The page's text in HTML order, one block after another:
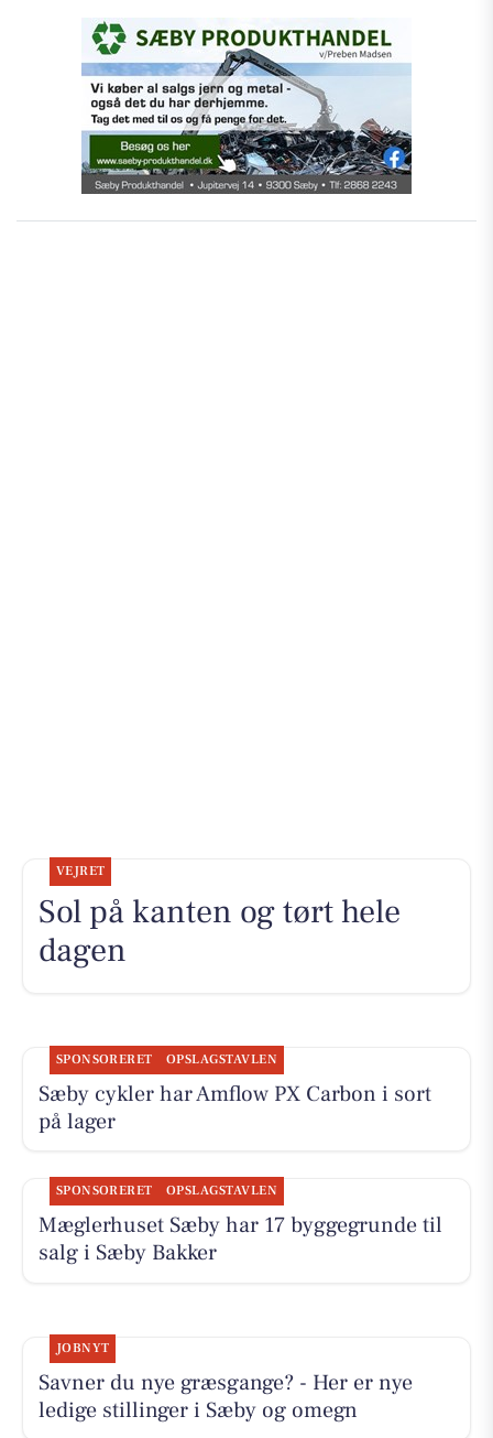
VEJRET
Sol på kanten og tørt hele
dagen
SPONSORERET OPSLAGSTAVLEN
Sæby cykler har Amflow PX Carbon i sort
på lager
SPONSORERET OPSLAGSTAVLEN
Mæglerhuset Sæby har 17 byggegrunde til
salg i Sæby Bakker
JOBNYT
Savner du nye græsgange? - Her er nye
ledige stillinger i Sæby og omegn